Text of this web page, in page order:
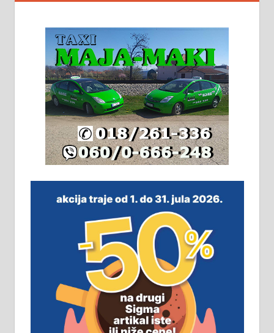
На продају кућа у Алексинцу,
стамбене целине једна уз другу.
2х150м2, две гараже, централно
грејање на гас и дрва. Две
адресе. 063/71-74-023
Издајем комплетно опремљену
халу на Житковачком путу, на
плацу површине око 7 ари.
064/321-80-51; 063/102-35-25
незавршена кућа површине 160
м2 са плацем од 8 ари у Зеленом
виру у Алексинцу. Могућа
замена. 064/21-63-584
ПОСЛОВНИ ОГЛАСИ
Рудник и флотација Рудник
д.о.о. Рудник запошљава 20
помоћника рудара. Услови:
Основна школа, пожељно радно